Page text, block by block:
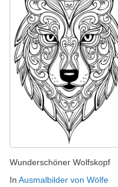
Wunderschöner Wolfskopf
In Ausmalbilder von Wölfe